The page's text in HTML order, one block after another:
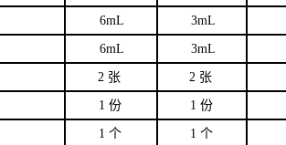
6mL 3mL
6mL 3mL
2 张 2 张
1 份 1 份
1 个 1 个